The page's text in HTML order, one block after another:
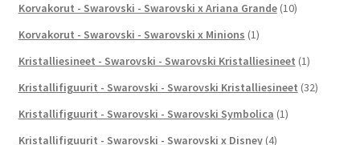
Korvakorut - Swarovski - Swarovski x Ariana Grande (10)
Korvakorut - Swarovski - Swarovski x Minions (1)
Kristalliesineet - Swarovski - Swarovski Kristalliesineet (1)
Kristallifiguurit - Swarovski - Swarovski Kristalliesineet (32)
Kristallifiguurit - Swarovski - Swarovski Symbolica (1)
Kristallifiguurit - Swarovski - Swarovski x Disney (4)